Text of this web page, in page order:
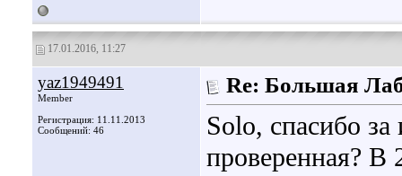
17.01.2016, 11:27
yaz1949491
Member
Регистрация: 11.11.2013
Сообщений: 46
Re: Большая
Solo, спасибо
проверенная? В